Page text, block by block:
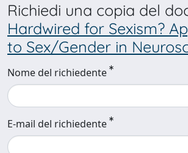
Richiedi una copia del
Hardwired for Sexism?
to Sex/Gender in
Nome del richiedente
E-mail del richiedente